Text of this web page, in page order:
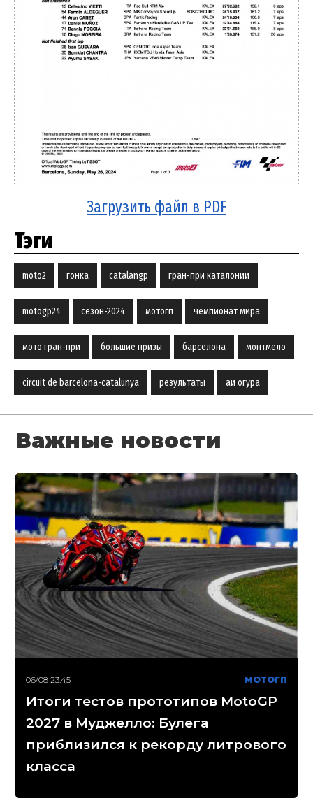
Загрузить файл в PDF
Тэги
moto2 гонка catalangp гран-при каталонии
motogp24 сезон-2024 мотогп чемпионат мира
мото гран-при большие призы барселона монтмело
circuit de barcelona-catalunya результаты аи огура
Важные новости
06/08 23:45 МОТОГП
Итоги тестов прототипов MotoGP
2027 в Муджелло: Булега
приблизился к рекорду литрового
класса